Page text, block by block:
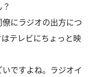
？
にラジオの出方につ
テレビにちょっと映
ですよね。ラジオイ